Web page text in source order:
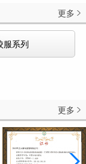
更多 
服系列
更多 